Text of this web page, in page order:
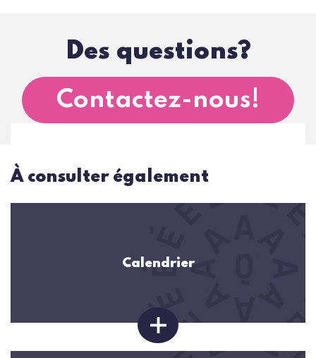
Des questions?
Contactez-nous!
À consulter également
Calendrier